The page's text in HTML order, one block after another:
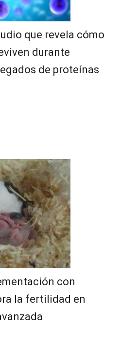
que revela cómo
durante
de proteínas
con
la fertilidad en